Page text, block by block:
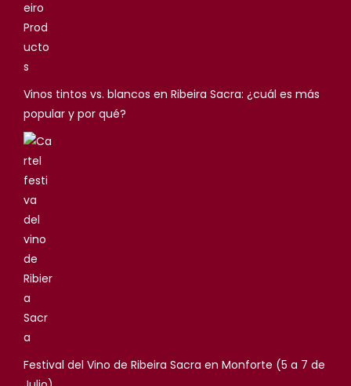
Vinos tintos vs. blancos en Ribeira Sacra: ¿cuál es más
popular y por qué?
Festival del Vino de Ribeira Sacra en Monforte (5 a 7 de